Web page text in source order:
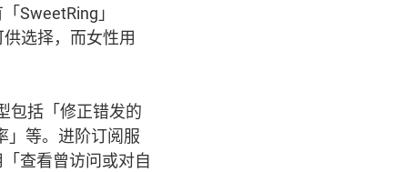
SweetRing」
选择，而女性用
包括「修正错发的
」等。进阶订阅服
查看曾访问或对自